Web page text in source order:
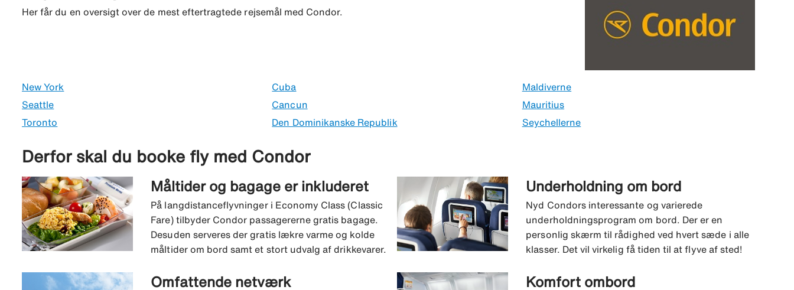
Her får du en oversigt over de mest eftertragtede rejsemål med Condor.
New York
Seattle
Toronto
Cuba
Cancun
Den Dominikanske Republik
Maldiverne
Mauritius
Seychellerne
Derfor skal du booke fly med Condor
Måltider og bagage er inkluderet
På langdistanceflyvninger i Economy Class (Classic
Fare) tilbyder Condor passagererne gratis bagage.
Desuden serveres der gratis lækre varme og kolde
måltider om bord samt et stort udvalg af drikkevarer.
Underholdning om bord
Nyd Condors interessante og varierede
underholdningsprogram om bord. Der er en
personlig skærm til rådighed ved hvert sæde i alle
klasser. Det vil virkelig få tiden til at flyve af sted!
Omfattende netværk Komfort ombord